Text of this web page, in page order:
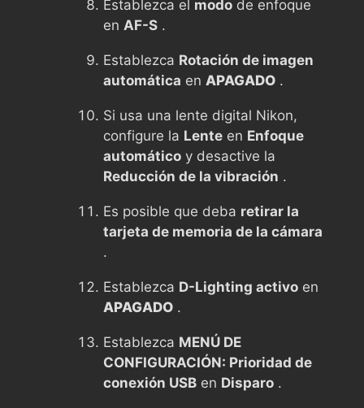
Establezca el modo de enfoque
en AF-S .
Establezca Rotación de imagen
automática en APAGADO .
Si usa una lente digital Nikon,
configure la Lente en Enfoque
automático y desactive la
Reducción de la vibración .
Es posible que deba retirar la
tarjeta de memoria de la cámara
.
Establezca D-Lighting activo en
APAGADO .
Establezca MENÚ DE
CONFIGURACIÓN: Prioridad de
conexión USB en Disparo .